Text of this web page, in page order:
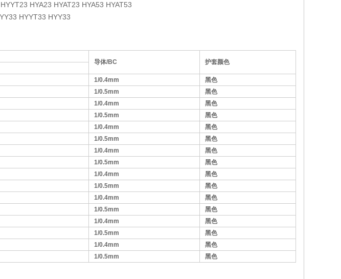
HYA23 HYAT23 HYA53 HYAT53
HYYT33 HYY33
导体/BC
护套颜色
1/0.4mm
黑色
1/0.5mm 黑色
1/0.4mm
黑色
1/0.5mm 黑色
1/0.4mm
黑色
1/0.5mm 黑色
1/0.4mm
黑色
1/0.5mm 黑色
1/0.4mm
黑色
1/0.5mm 黑色
1/0.4mm
黑色
1/0.5mm 黑色
1/0.4mm
黑色
1/0.5mm 黑色
1/0.4mm
黑色
1/0.5mm 黑色